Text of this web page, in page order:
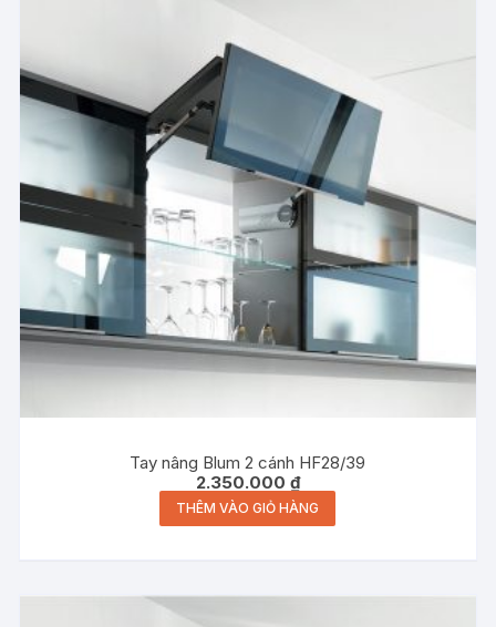
Tay nâng Blum 2 cánh HF28/39
2.350.000 ₫
THÊM VÀO GIỎ HÀNG